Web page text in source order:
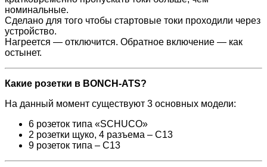
номинальные.
Сделано для того чтобы стартовые токи проходили через
устройство.
Нагреется — отключится. Обратное включение — как
остынет.
Какие розетки в BONCH-ATS?
На данный момент существуют 3 основных модели:
6 розеток типа «SCHUCO»
2 розетки щуко, 4 разъема – С13
9 розеток типа – С13